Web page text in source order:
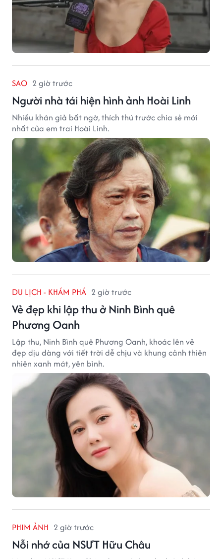
SAO 2 giờ trước
Người nhà tái hiện hình ảnh Hoài Linh
Nhiều khán giả bất ngờ, thích thú trước chia sẻ mới
nhất của em trai Hoài Linh.
DU LỊCH - KHÁM PHÁ 2 giờ trước
Vẻ đẹp khi lập thu ở Ninh Bình quê
Phương Oanh
Lập thu, Ninh Bình quê Phương Oanh, khoác lên vẻ
đẹp dịu dàng với tiết trời dễ chịu và khung cảnh thiên
nhiên xanh mát, yên bình.
PHIM ẢNH 2 giờ trước
Nỗi nhớ của NSƯT Hữu Châu